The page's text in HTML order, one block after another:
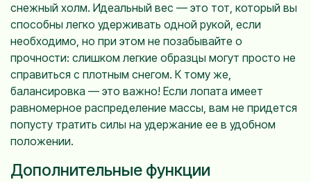
снежный холм. Идеальный вес — это тот, который вы
способны легко удерживать одной рукой, если
необходимо, но при этом не позабывайте о
прочности: слишком легкие образцы могут просто не
справиться с плотным снегом. К тому же,
балансировка — это важно! Если лопата имеет
равномерное распределение массы, вам не придется
попусту тратить силы на удержание ее в удобном
положении.
Дополнительные функции